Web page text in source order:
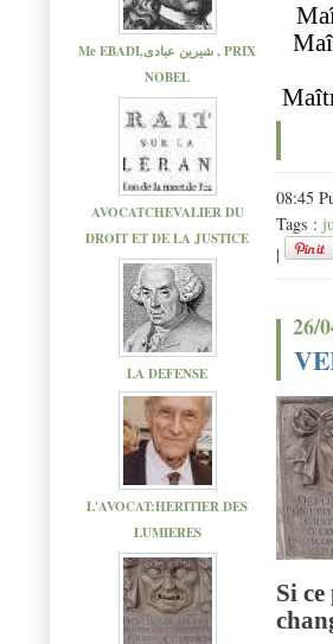
Me EBADI,شیرین عبادی , PRIX
NOBEL
AVOCATCHEVALIER DU
DROIT ET DE LA JUSTICE
LA DEFENSE
L'AVOCAT:HERITIER DES
LUMIERES
08:45
Tags :
|
26/
Si